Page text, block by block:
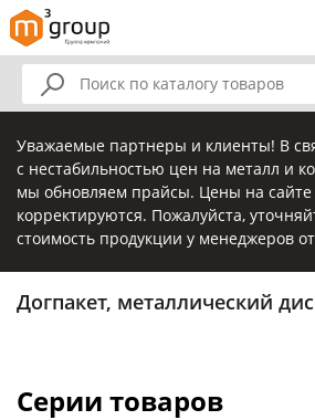
Уважаемые партнеры и клиенты! В
с нестабильностью цен на металл и
мы обновляем прайсы. Цены на сайте
корректируются. Пожалуйста,
стоимость продукции у менеджеров
Догпакет, металлический
Серии товаров